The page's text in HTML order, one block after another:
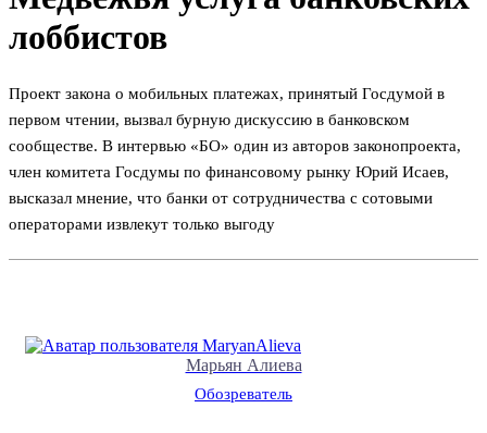
лоббистов
Проект закона о мобильных платежах, принятый Госдумой в
первом чтении, вызвал бурную дискуссию в банковском
сообществе. В интервью «БО» один из авторов законопроекта,
член комитета Госдумы по финансовому рынку Юрий Исаев,
высказал мнение, что банки от сотрудничества с сотовыми
операторами извлекут только выгоду
Марьян Алиева
Обозреватель